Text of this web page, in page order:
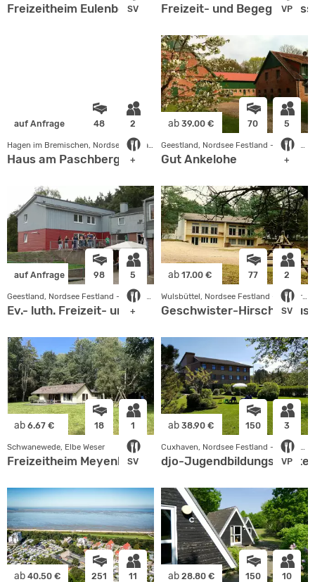
SV
Freizeitheim Eulenberg VP
Freizeit- und
auf Anfrage 48 2
+
Hagen im Bremischen, Nordsee Festland - Niedersachsen
Haus am Paschberg e.V.
ab 39.00 € 70 5
+
Geestland, Nordsee Festland - Niedersachsen
Gut Ankelohe
auf Anfrage 98 5
+
Ev.- luth. Freizeit- und
ab 17.00 € 77 2
SV
Geschwister-Hirsch-Haus
ab 6.67 € 18 1
SV
Schwanewede, Elbe Weser
Freizeitheim Meyenburg
ab 38.90 € 150 3
VP
Cuxhaven, Nordsee Festland - Niedersachsen
djo-Jugendbildungsstätte
ab 40.50 € 251 11 ab 28.80 € 150 10